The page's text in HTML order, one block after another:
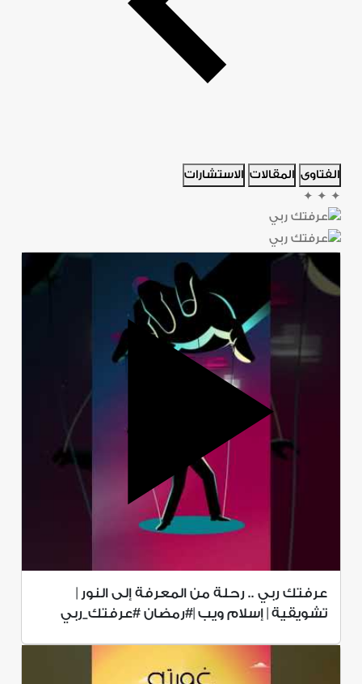
الفتاوى المقالات الاستشارات
✦
✦
✦
عرفتك ربي .. رحلة من المعرفة إلى النور |
تشويقية | إسلام ويب |#رمضان #عرفتك_ربي